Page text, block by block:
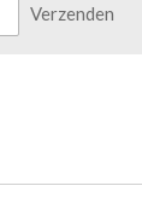
Verzenden